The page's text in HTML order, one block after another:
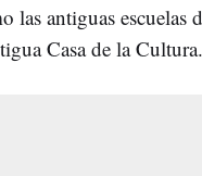
las antiguas escuelas
Casa de la Cultura.